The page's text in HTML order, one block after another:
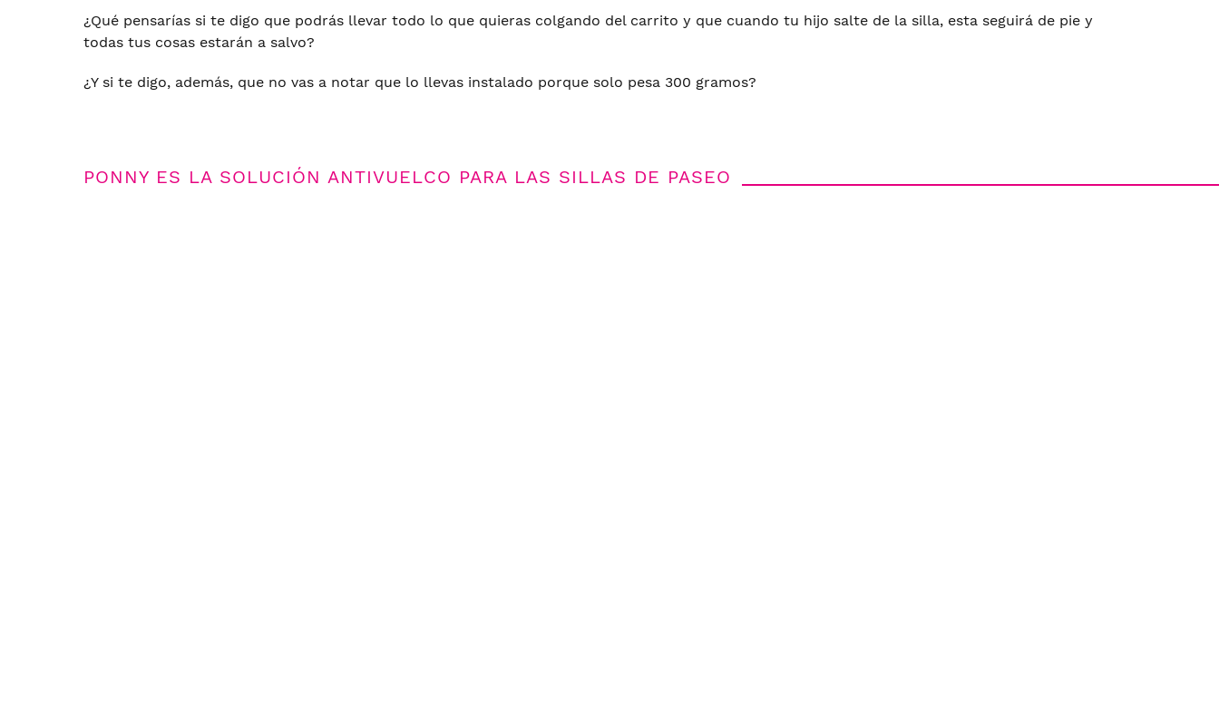
¿Qué pensarías si te digo que podrás llevar todo lo que quieras colgando del carrito y que cuando tu hijo salte de la silla, esta seguirá de pie y
todas tus cosas estarán a salvo?
¿Y si te digo, además, que no vas a notar que lo llevas instalado porque solo pesa 300 gramos?
PONNY ES LA SOLUCIÓN ANTIVUELCO PARA LAS SILLAS DE PASEO